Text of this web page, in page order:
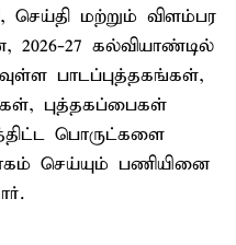
செய்தி மற்றும் விளம்பர
27 கல்வியாண்டில்
பாடப்புத்தகங்கள்,
புத்தகப்பைகள்
பொருட்களை
செய்யும் பணியினை